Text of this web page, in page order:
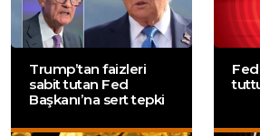
Trump’tan faizleri
sabit tutan Fed
Başkanı’na sert tepki